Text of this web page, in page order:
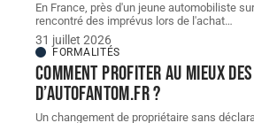
En France, près d'un jeune automobiliste
rencontré des imprévus lors de l'achat…
31 juillet 2026
FORMALITÉS
Comment profiter au mieux
d’autofantom.fr ?
Un changement de propriétaire sans